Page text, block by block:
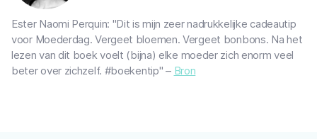
Ester Naomi Perquin: "Dit is mijn zeer nadrukkelijke cadeautip
voor Moederdag. Vergeet bloemen. Vergeet bonbons. Na het
lezen van dit boek voelt (bijna) elke moeder zich enorm veel
beter over zichzelf. #boekentip" – Bron